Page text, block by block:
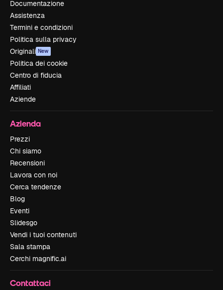
Documentazione
Assistenza
Termini e condizioni
Politica sulla privacy
Originali New
Politica dei cookie
Centro di fiducia
Affiliati
Aziende
Azienda
Prezzi
Chi siamo
Recensioni
Lavora con noi
Cerca tendenze
Blog
Eventi
Slidesgo
Vendi i tuoi contenuti
Sala stampa
Cerchi magnific.ai
Contattaci